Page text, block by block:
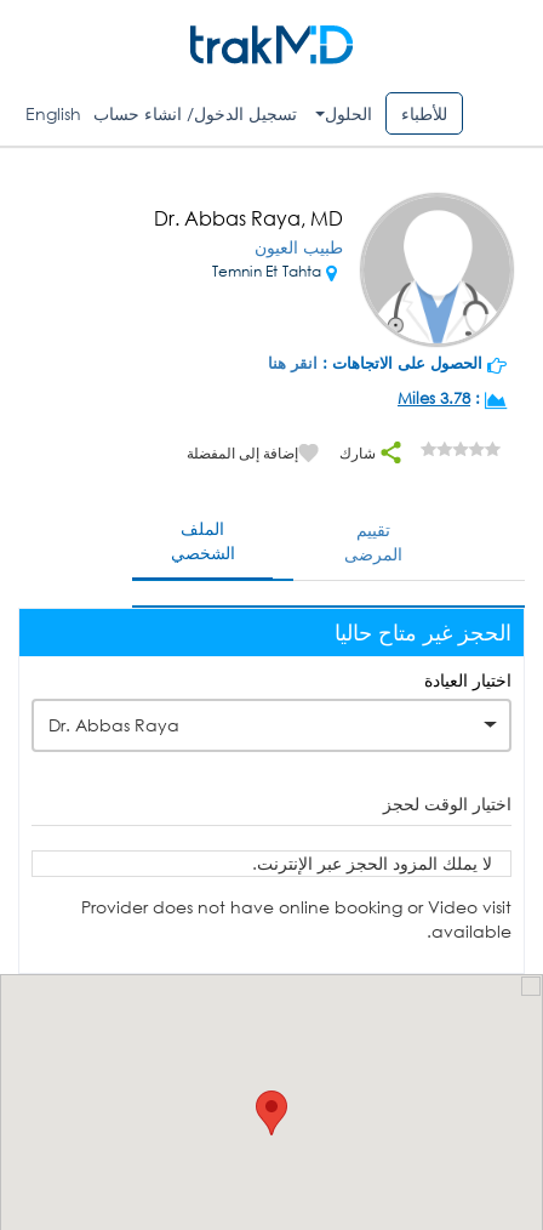
للأطباء الحلول تسجيل الدخول/ انشاء حساب English
Dr. Abbas Raya, MD
طبيب العيون
الحصول على الاتجاهات : انقر هنا
:
3.78 Miles
شارك إضافة إلى المفضلة
الملف
الشخصي
تقييم
المرضى
الحجز غير متاح حاليا
اختيار العيادة
Dr. Abbas Raya
اختيار الوقت لحجز
لا يملك المزود الحجز عبر الإنترنت.
Provider does not have online booking or Video visit
available.